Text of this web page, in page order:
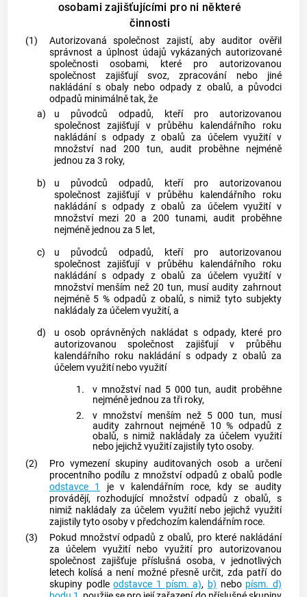
osobami zajišťujícími pro ni některé
činnosti
(1)
Autorizovaná společnost zajistí, aby auditor ověřil
správnost a úplnost údajů vykázaných autorizované
společnosti osobami, které pro autorizovanou
společnost zajišťují svoz, zpracování nebo jiné
nakládání sobaly nebo odpady z obalů, a původci
odpadů minimálně tak, že
a)
u původců odpadů, kteří pro autorizovanou
společnost zajišťují v průběhu kalendářního roku
nakládání s odpady zobalů za účelem využití v
množství nad 200 tun, audit proběhne nejméně
jednou za 3 roky,
b)
u původců odpadů, kteří pro autorizovanou
společnost zajišťují v průběhu kalendářního roku
nakládání s odpady zobalů za účelem využití v
množství mezi 20 a 200 tunami, audit proběhne
nejméně jednou za 5 let,
c)
u původců odpadů, kteří pro autorizovanou
společnost zajišťují v průběhu kalendářního roku
nakládání s odpady zobalů za účelem využití v
množství menším než 20 tun, musí audity zahrnout
nejméně 5 % odpadů z obalů, s nimiž tyto subjekty
nakládaly za účelem využití, a
d)
u osob oprávněných nakládat s odpady, které pro
autorizovanou společnost zajišťují v průběhu
kalendářního roku nakládání s odpady z obalů za
účelem využití nebo využití
1.
v množství nad 5 000 tun, audit proběhne
nejméně jednou za tři roky,
2.
v množství menším než 5 000 tun, musí
audity zahrnout nejméně 10 % odpadů z
obalů, s nimiž nakládaly za účelem využití
nebo jejichž využití zajistily tyto osoby.
(2)
Pro vymezení skupiny auditovaných osob a určení
procentního podílu z množství odpadů zobalů podle
odstavce 1
je v kalendářním roce, kdy se audity
provádějí, rozhodující množství odpadů z obalů, s
nimiž nakládaly za účelem využití nebo jejichž využití
zajistily tyto osoby v předchozím kalendářním roce.
(3)
Pokud množství odpadů zobalů, pro které nakládání
za účelem využití nebo využití pro autorizovanou
společnost zajišťuje příslušná osoba, v jednotlivých
letech kolísá a není možné přesně určit, zda patří do
skupiny podleodstavce 1 písm. a), b) nebo písm. d)